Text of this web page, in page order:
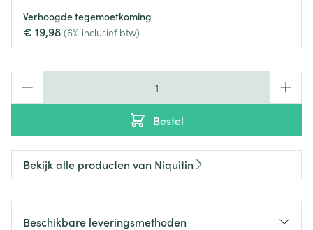
Verhoogde tegemoetkoming
€ 19,98 (6% inclusief btw)
Bestel
Bekijk alle producten van Niquitin
Beschikbare leveringsmethoden